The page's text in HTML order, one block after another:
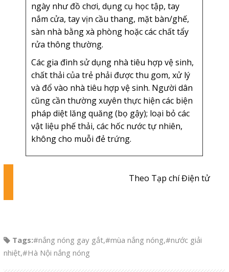
ngày như đồ chơi, dụng cụ học tập, tay
nắm cửa, tay vịn cầu thang, mặt bàn/ghế,
sàn nhà bằng xà phòng hoặc các chất tẩy
rửa thông thường.
Các gia đình sử dụng nhà tiêu hợp vệ sinh,
chất thải của trẻ phải được thu gom, xử lý
và đổ vào nhà tiêu hợp vệ sinh. Người dân
cũng cần thường xuyên thực hiện các biện
pháp diệt lăng quăng (bọ gậy); loại bỏ các
vật liệu phế thải, các hốc nước tự nhiên,
không cho muỗi đẻ trứng.
Theo Tạp chí Điện tử
Tags:#nắng nóng gay gắt,#mùa nắng nóng,#nước giải
nhiệt,#Hà Nội nắng nóng